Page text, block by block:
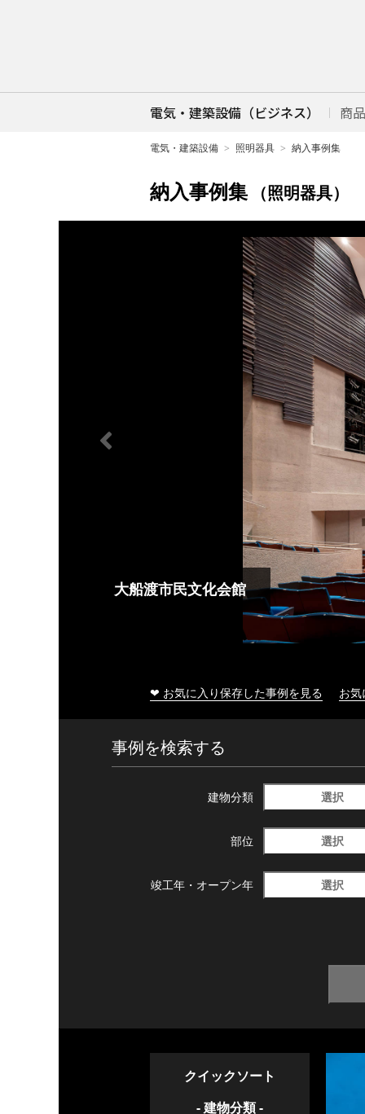
電気・建築設備（ビジネス） 商
電気・建築設備 照明器具 納入事例集
納入事例集 （照明器具）
大船渡市民文化会館
❤ お気に入り保存した事例を見る お
事例を検索する
建物分類 選択
部位 選択
竣工年・ オープン年 選択
クイックソート
- 建物分類 -